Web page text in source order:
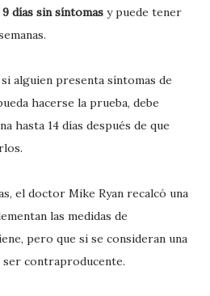
días sin síntomas y puede tener
alguien presenta síntomas de
hacerse la prueba, debe
hasta 14 días después de que
el doctor Mike Ryan recalcó una
las medidas de
pero que si se consideran una
ser contraproducente.